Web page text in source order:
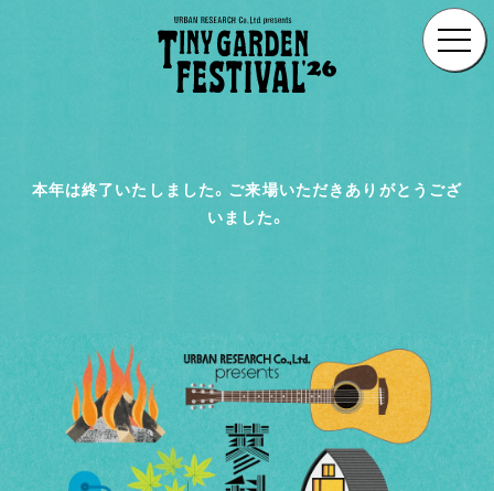
本年は終了いたしました。ご来場いただきありがとうござ
いました。